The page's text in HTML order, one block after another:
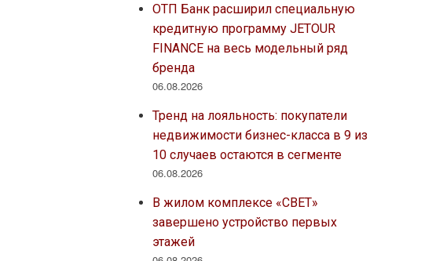
ОТП Банк расширил специальную
кредитную программу JETOUR
FINANCE на весь модельный ряд
бренда
06.08.2026
Тренд на лояльность: покупатели
недвижимости бизнес-класса в 9 из
10 случаев остаются в сегменте
06.08.2026
В жилом комплексе «СВЕТ»
завершено устройство первых
этажей